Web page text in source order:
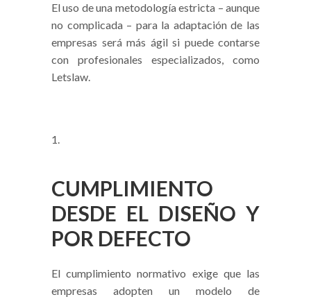
El uso de una metodología estricta – aunque
no complicada – para la adaptación de las
empresas será más ágil si puede contarse
con profesionales especializados, como
Letslaw.
CUMPLIMIENTO
DESDE EL DISEÑO Y
POR DEFECTO
El cumplimiento normativo exige que las
empresas adopten un modelo de